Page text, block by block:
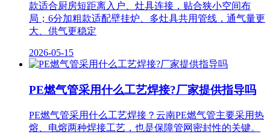
款适合厨房短距离入户、灶具连接，贴合狭小空间布
局；6分加粗款适配壁挂炉、多灶具共用管线，通气量更
大、供气更稳定
2026-05-15
PE燃气管采用什么工艺焊接?厂家提供指导吗
PE燃气管采用什么工艺焊接？云南PE燃气管主要采用热
熔、电熔两种焊接工艺，也是保障管网密封性的关键。